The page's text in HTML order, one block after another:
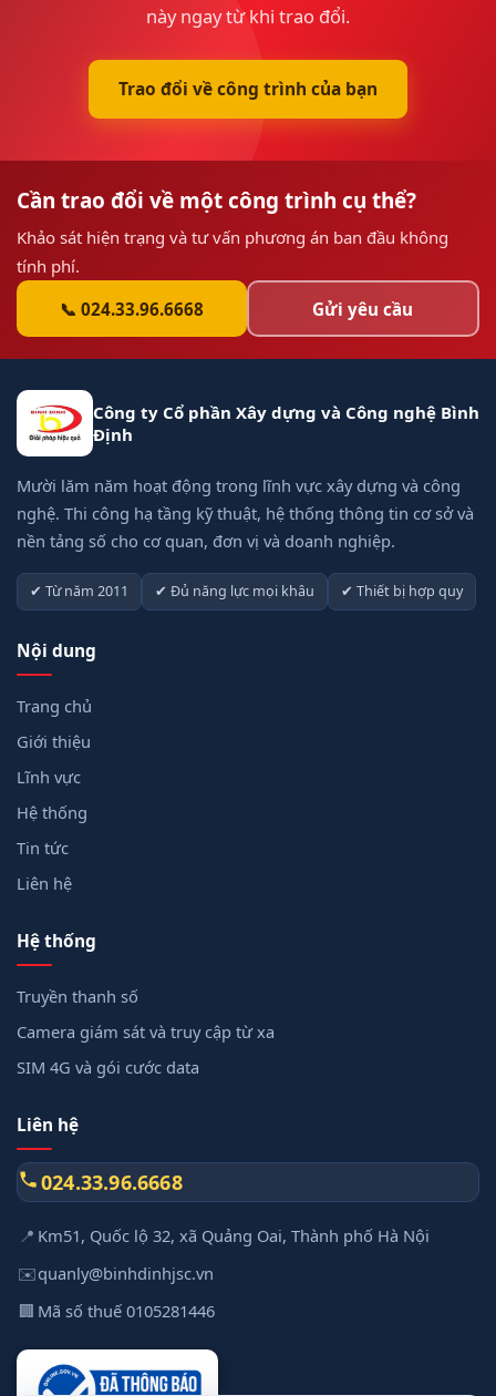
này ngay từ khi trao đổi.
Trao đổi về công trình của bạn
Cần trao đổi về một công trình cụ thể?
Khảo sát hiện trạng và tư vấn phương án ban đầu không
tính phí.
📞 024.33.96.6668
Gửi yêu cầu
Công ty Cổ phần Xây dựng và Công nghệ Bình
Định
Mười lăm năm hoạt động trong lĩnh vực xây dựng và công
nghệ. Thi công hạ tầng kỹ thuật, hệ thống thông tin cơ sở và
nền tảng số cho cơ quan, đơn vị và doanh nghiệp.
✔ Từ năm 2011 ✔ Đủ năng lực mọi khâu ✔ Thiết bị hợp quy
Nội dung
Trang chủ
Giới thiệu
Lĩnh vực
Hệ thống
Tin tức
Liên hệ
Hệ thống
Truyền thanh số
Camera giám sát và truy cập từ xa
SIM 4G và gói cước data
Liên hệ
024.33.96.6668
📍 Km51, Quốc lộ 32, xã Quảng Oai, Thành phố Hà Nội
✉️quanly@binhdinhjsc.vn
🏢 Mã số thuế 0105281446